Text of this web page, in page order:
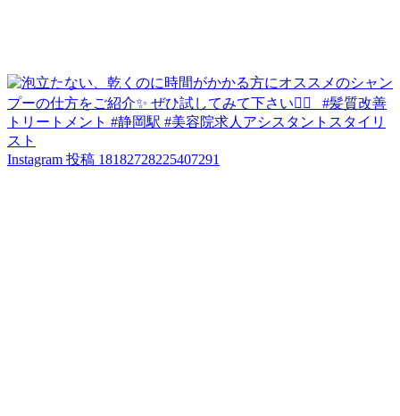
Instagram 投稿 18182728225407291